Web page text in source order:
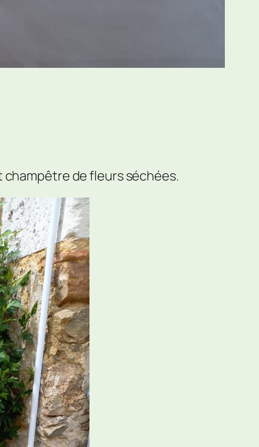
champêtre de fleurs séchées.